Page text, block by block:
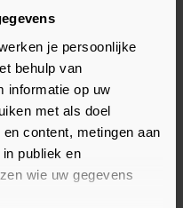
je persoonlijke
behulp van
informatie op uw
met als doel
content, metingen aan
publiek en
wie uw gegevens